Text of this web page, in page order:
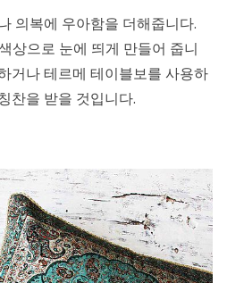
의복에 우아함을 더해줍니다.
상으로 눈에 띄게 만들어 줍니
거나 테르메 테이블보를 사용하
찬을 받을 것입니다.